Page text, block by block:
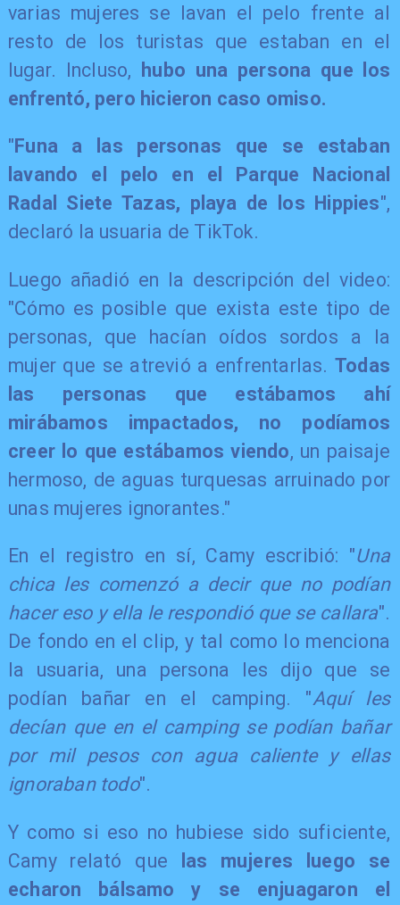
varias mujeres se lavan el pelo frente al
resto de los turistas que estaban en el
lugar. Incluso,
hubo una persona que los
enfrentó, pero hicieron caso omiso.
"Funa a las personas que se estaban
lavando el pelo en el Parque Nacional
Radal Siete Tazas, playa de los Hippies",
declaró la usuaria de TikTok.
Luego añadió en la descripción del video:
"Cómo es posible que exista este tipo de
personas, que hacían oídos sordos a la
mujer que se atrevió a enfrentarlas.Todas
las personas que estábamos ahí
mirábamos impactados, no podíamos
creer lo que estábamos viendo, un paisaje
hermoso, de aguas turquesas arruinado por
unas mujeres ignorantes."
En el registro en sí, Camy escribió: "Una
chica les comenzó a decir que no podían
hacer eso y ella le respondió que se callara".
De fondo en el clip, y tal como lo menciona
la usuaria, una persona les dijo que se
podían bañar en el camping. "Aquí les
decían que en el camping se podían bañar
por mil pesos con agua caliente y ellas
ignoraban todo".
Y como si eso no hubiese sido suficiente,
Camy relató que
las mujeres luego se
echaron bálsamo y se enjuagaron el